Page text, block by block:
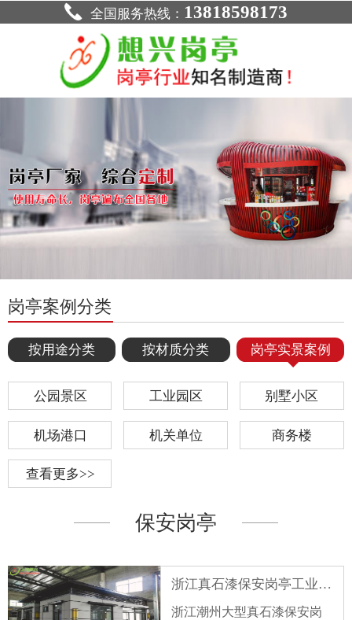
全国服务热线： 13818598173
岗亭案例分类
按用途分类 按材质分类 岗亭实景案例
公园景区 工业园区 别墅小区
机场港口 机关单位 商务楼
查看更多>>
保安岗亭
浙江真石漆保安岗亭工业园···
浙江潮州大型真石漆保安岗